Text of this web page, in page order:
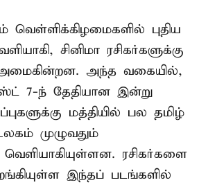
வெள்ளிக்கிழமைகளில் புதிய
சினிமா ரசிகர்களுக்கு
அமைகின்றன. அந்த வகையில்,
7-ந் தேதியான இன்று
மத்தியில் பல தமிழ்
முழுவதும்
வெளியாகியுள்ளன. ரசிகர்களை
இந்தப் படங்களில்